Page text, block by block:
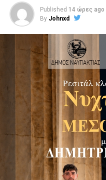
Published 14 ώρες ago
By Johnxd